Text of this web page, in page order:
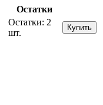
Остатки
Остатки: 2
шт.
Купить